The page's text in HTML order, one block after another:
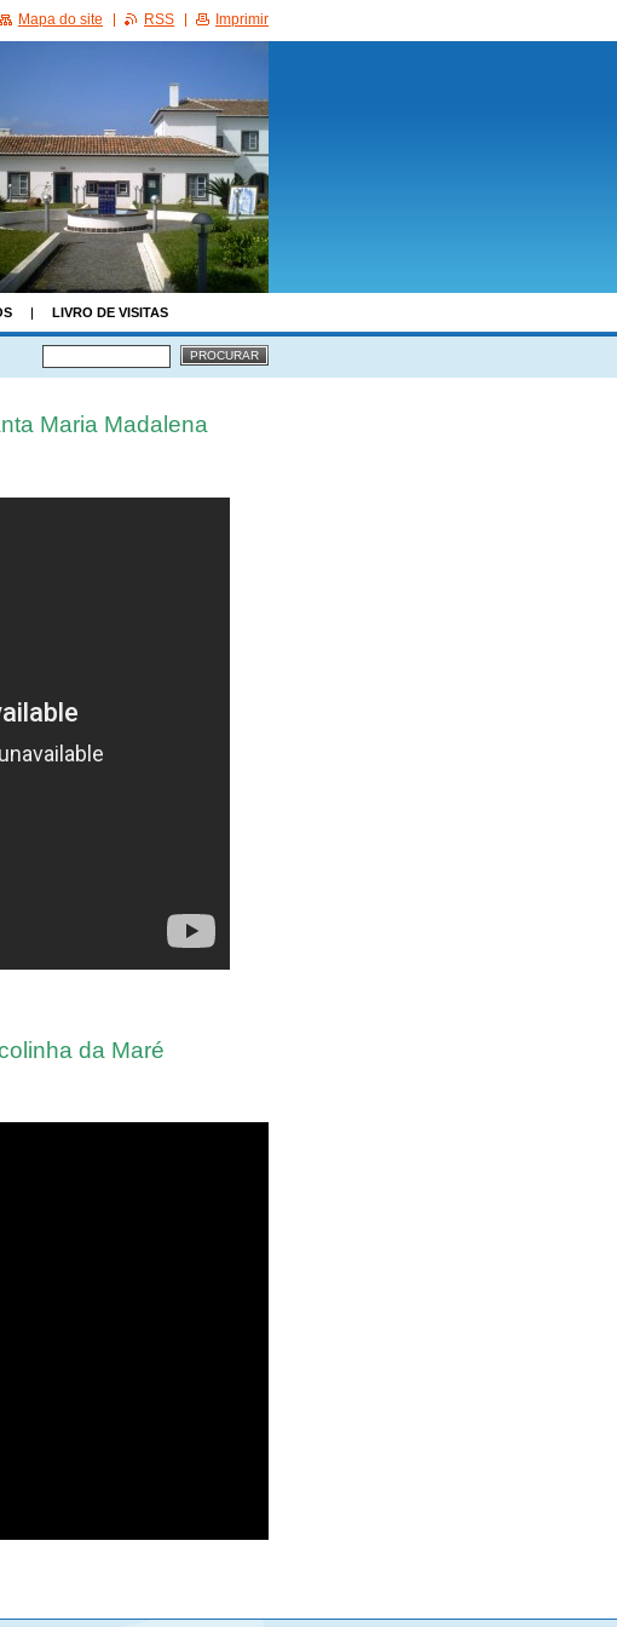
LIVRO DE VISITAS
Maria Madalena
da Maré
Mapa do site RSS Imprimir